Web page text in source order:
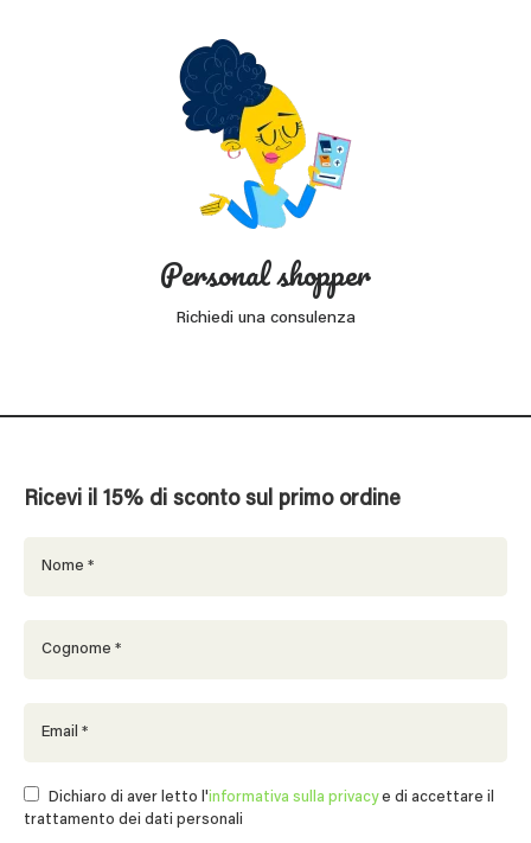
Personal shopper
Richiedi una consulenza
Ricevi il 15% di sconto sul primo ordine
Dichiaro di aver letto l'informativa sulla privacye di accettare il
trattamento dei dati personali